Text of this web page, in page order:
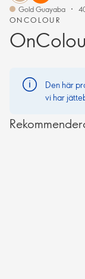
ONCOLOUR
Gold Guayaba
Den här
vi har